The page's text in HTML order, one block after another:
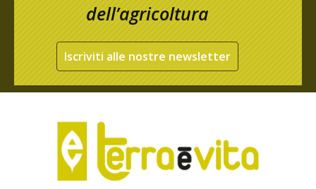
dell’agricoltura
Iscriviti alle nostre newsletter